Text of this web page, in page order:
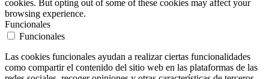
cookies. But opting out of some of these cookies may affect your
browsing experience.
Funcionales
Funcionales
Las cookies funcionales ayudan a realizar ciertas funcionalidades
como compartir el contenido del sitio web en las plataformas de las